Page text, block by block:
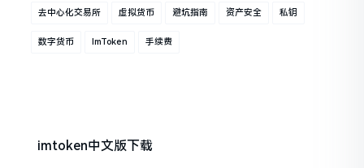
去中心化交易所 虚拟货币 避坑指南 资产安全 私钥
数字货币 ImToken 手续费
imtoken中文版下载